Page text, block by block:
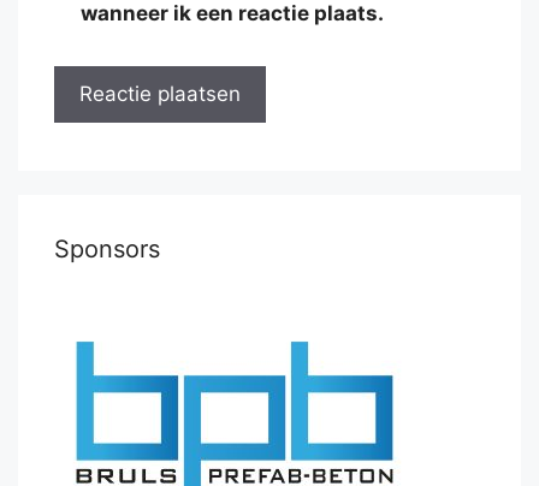
wanneer ik een reactie plaats.
Sponsors